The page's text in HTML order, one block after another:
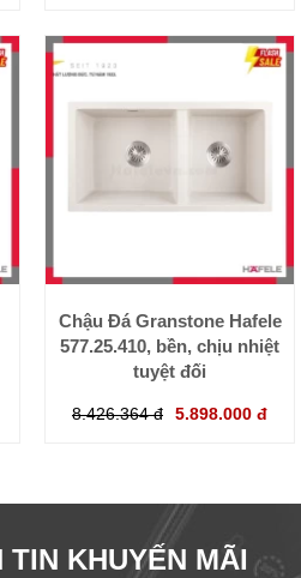
Chậu Đá Granstone Hafele
577.25.410, bền, chịu nhiệt
tuyệt đối
8.426.364 đ 5.898.000 đ
KHUYẾN MÃI